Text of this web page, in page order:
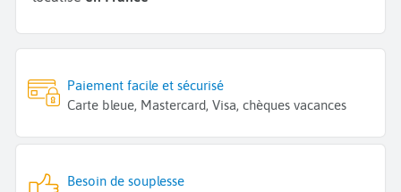
Paiement facile et sécurisé
Carte bleue, Mastercard, Visa, chèques vacances
Besoin de souplesse